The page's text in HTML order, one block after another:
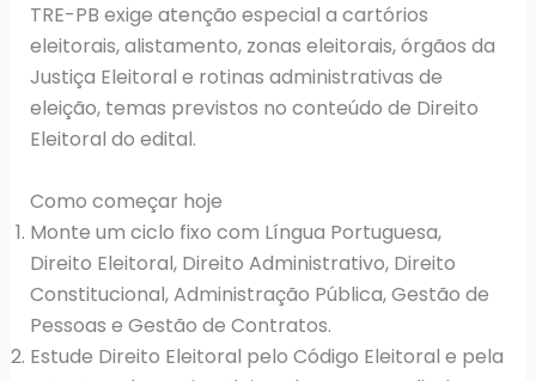
TRE-PB exige atenção especial a cartórios
eleitorais, alistamento, zonas eleitorais, órgãos da
Justiça Eleitoral e rotinas administrativas de
eleição, temas previstos no conteúdo de Direito
Eleitoral do edital.
Como começar hoje
Monte um ciclo fixo com Língua Portuguesa,
Direito Eleitoral, Direito Administrativo, Direito
Constitucional, Administração Pública, Gestão de
Pessoas e Gestão de Contratos.
Estude Direito Eleitoral pelo Código Eleitoral e pela